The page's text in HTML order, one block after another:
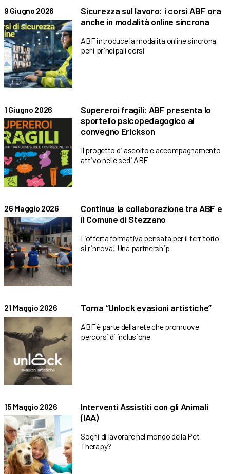
9 Giugno 2026
Sicurezza sul lavoro: i corsi ABF ora
anche in modalità online sincrona
ABF introduce la modalità online sincrona
per i principali corsi
1 Giugno 2026
Supereroi fragili: ABF presenta lo
sportello psicopedagogico al
convegno Erickson
Il progetto di ascolto e accompagnamento
attivo nelle sedi ABF
26 Maggio 2026
Continua la collaborazione tra ABF e
il Comune di Stezzano
L’offerta formativa pensata per il territorio
si rinnova! Una partnership
21 Maggio 2026 Torna “Unlock evasioni artistiche”
ABF è parte della rete che promuove
percorsi di inclusione
15 Maggio 2026
Interventi Assistiti con gli Animali
(IAA)
Sogni di lavorare nel mondo della Pet
Therapy?